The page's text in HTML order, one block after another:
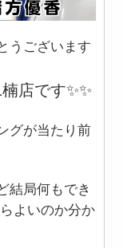
うございます
店です✨✨
グが当たり前
結局何もでき
よいのか分か